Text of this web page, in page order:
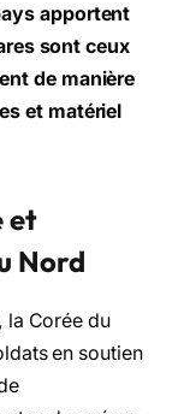
apportent
sont ceux
de manière
et matériel
et
Nord
la Corée du
en soutien